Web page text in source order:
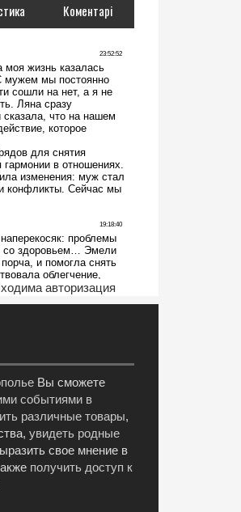
Коментарі
авторизация
Вы сможете
событиями в
различные товары,
увидеть родные
свое мнение в
получить доступ к